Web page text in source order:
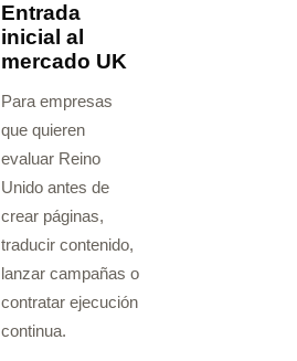
Entrada
inicial al
mercado UK
Para empresas
que quieren
evaluar Reino
Unido antes de
crear páginas,
traducir contenido,
lanzar campañas o
contratar ejecución
continua.